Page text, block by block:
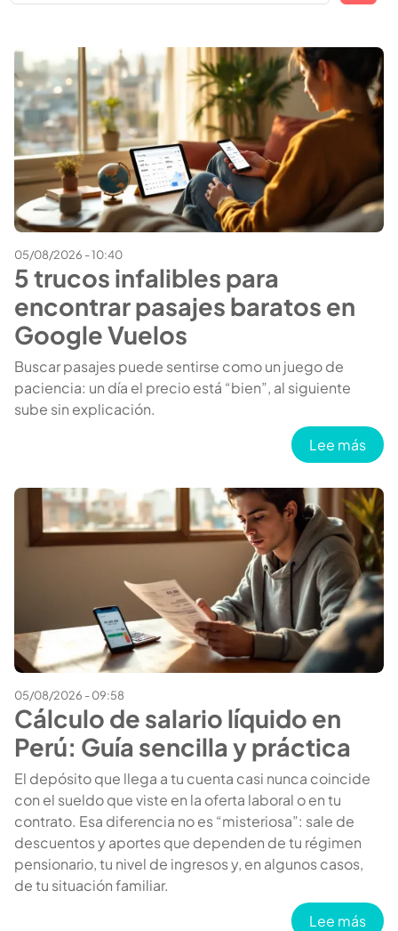
05/08/2026 - 10:40
5 trucos infalibles para
encontrar pasajes baratos en
Google Vuelos
Buscar pasajes puede sentirse como un juego de
paciencia: un día el precio está “bien”, al siguiente
sube sin explicación.
Lee más
05/08/2026 - 09:58
Cálculo de salario líquido en
Perú: Guía sencilla y práctica
El depósito que llega a tu cuenta casi nunca coincide
con el sueldo que viste en la oferta laboral o en tu
contrato. Esa diferencia no es “misteriosa”: sale de
descuentos y aportes que dependen de tu régimen
pensionario, tu nivel de ingresos y, en algunos casos,
de tu situación familiar.
Lee más